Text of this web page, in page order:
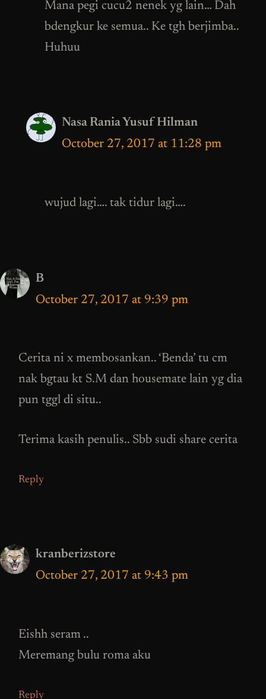
Mana pegi cucu2 nenek yg lain… Dah
bdengkur ke semua.. Ke tgh berjimba..
Huhuu
Nasa Rania Yusuf Hilman
October 27, 2017 at 11:28 pm
wujud lagi…. tak tidur lagi….
B
October 27, 2017 at 9:39 pm
Cerita ni x membosankan.. ‘Benda’ tu cm
nak bgtau kt S.M dan housemate lain yg dia
pun tggl di situ..
Terima kasih penulis.. Sbb sudi share cerita
Reply
kranberizstore
October 27, 2017 at 9:43 pm
Eishh seram ..
Meremang bulu roma aku
Reply